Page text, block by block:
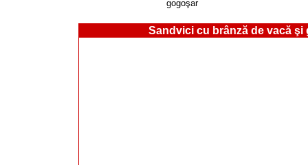
gogoşar
Sandvici cu brânză de vacă şi